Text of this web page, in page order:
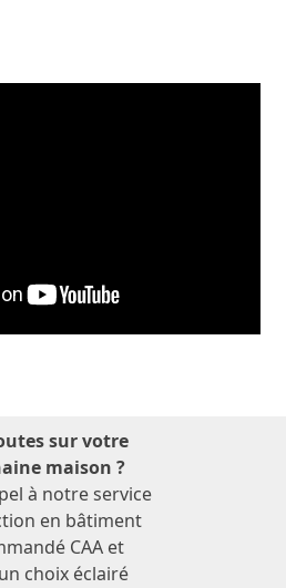
sur votre
maison ?
à notre service
en bâtiment
CAA et
choix éclairé